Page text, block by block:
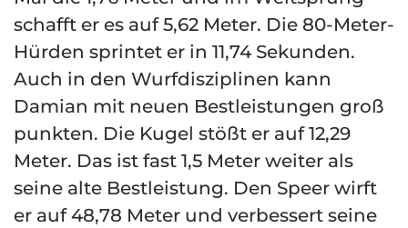
schafft er es auf 5,62 Meter. Die 80-Meter-
Hürden sprintet er in 11,74 Sekunden.
Auch in den Wurfdisziplinen kann
Damian mit neuen Bestleistungen groß
punkten. Die Kugel stößt er auf 12,29
Meter. Das ist fast 1,5 Meter weiter als
seine alte Bestleistung. Den Speer wirft
er auf 48,78 Meter und verbessert seine